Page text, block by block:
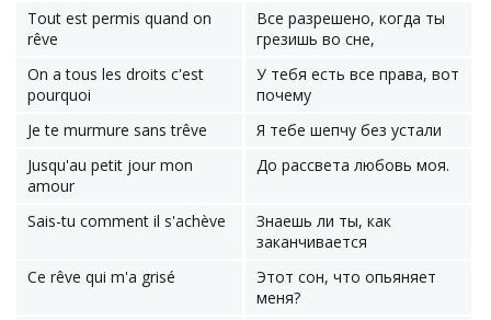
Tout est permis quand on
rêve
Все разрешено, когда ты
грезишь во сне,
On a tous les droits c'est
pourquoi
У тебя есть все права, вот
почему
Je te murmure sans trêve
Я тебе шепчу без устали
Jusqu'au petit jour mon
amour
До рассвета любовь моя.
Sais-tu comment il s'achève
Знаешь ли ты, как
заканчивается
Ce rêve qui m'a grisé
Этот сон, что опьяняет
меня?